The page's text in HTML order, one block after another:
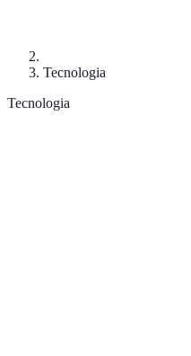
Tecnologia
Tecnologia